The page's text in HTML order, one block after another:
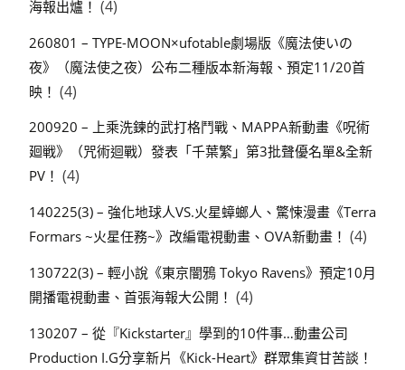
海報出爐！ (4)
260801 – TYPE-MOON×ufotable劇場版《魔法使いの
夜》（魔法使之夜）公布二種版本新海報、預定11/20首
映！ (4)
200920 – 上乘洗鍊的武打格鬥戰、MAPPA新動畫《呪術
廻戦》（咒術迴戰）發表「千葉繁」第3批聲優名單&全新
PV！ (4)
140225(3) – 強化地球人VS.火星蟑螂人、驚悚漫畫《Terra
Formars ~火星任務~》改編電視動畫、OVA新動畫！ (4)
130722(3) – 輕小說《東京闇鴉 Tokyo Ravens》預定10月
開播電視動畫、首張海報大公開！ (4)
130207 – 從『Kickstarter』學到的10件事…動畫公司
Production I.G分享新片《Kick-Heart》群眾集資甘苦談！